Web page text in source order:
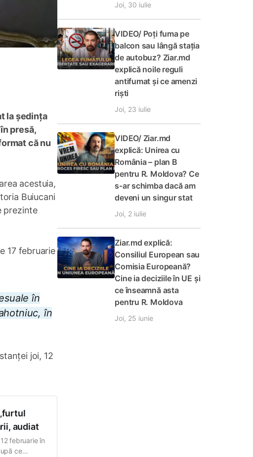
la ședința
presă,
că nu
acestuia,
Buiucani
prezinte
17 februarie
în
în
joi, 12
audiat
februarie în
ce
Joi, 30 iulie
VIDEO/ Poți fuma pe
balcon sau lângă stația
de autobuz? Ziar.md
explică noile reguli
antifumat și ce amenzi
riști
Joi, 23 iulie
VIDEO/ Ziar.md
explică: Unirea cu
România – plan B
pentru R. Moldova? Ce
s-ar schimba dacă am
deveni un singur stat
Joi, 2 iulie
Ziar.md explică:
Consiliul European sau
Comisia Europeană?
Cine ia deciziile în UE și
ce înseamnă asta
pentru R. Moldova
Joi, 25 iunie